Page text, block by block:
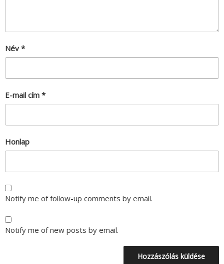
Név *
E-mail cím *
Honlap
Notify me of follow-up comments by email.
Notify me of new posts by email.